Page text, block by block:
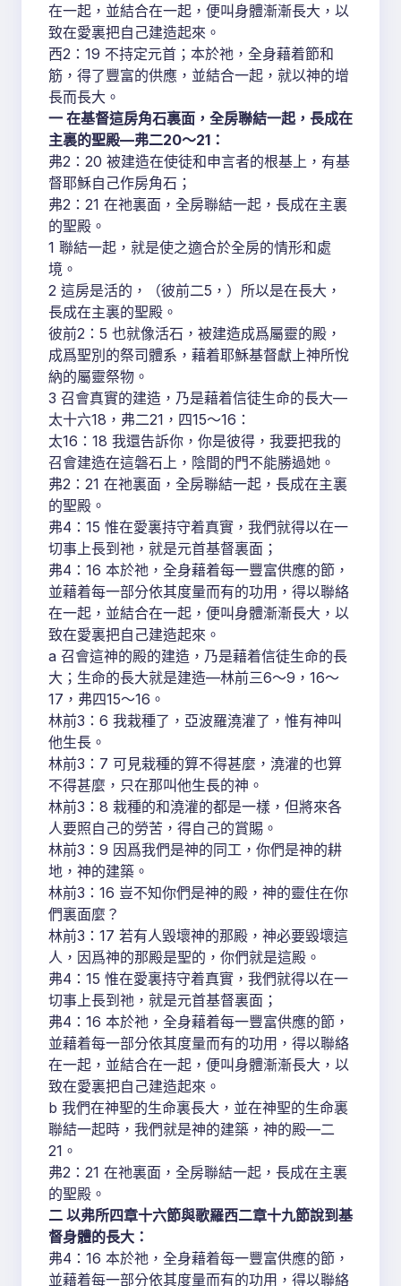
在一起，並結合在一起，便叫身體漸漸長大，以
致在愛裏把自己建造起來。
西2：19 不持定元首；本於祂，全身藉着節和
筋，得了豐富的供應，並結合一起，就以神的增
長而長大。
一 在基督這房角石裏面，全房聯結一起，長成在
主裏的聖殿—弗二20～21：
弗2：20 被建造在使徒和申言者的根基上，有基
督耶穌自己作房角石；
弗2：21 在祂裏面，全房聯結一起，長成在主裏
的聖殿。
1 聯結一起，就是使之適合於全房的情形和處
境。
2 這房是活的，（彼前二5，）所以是在長大，
長成在主裏的聖殿。
彼前2：5 也就像活石，被建造成爲屬靈的殿，
成爲聖別的祭司體系，藉着耶穌基督獻上神所悅
納的屬靈祭物。
3 召會真實的建造，乃是藉着信徒生命的長大—
太十六18，弗二21，四15～16：
太16：18 我還告訴你，你是彼得，我要把我的
召會建造在這磐石上，陰間的門不能勝過她。
弗2：21 在祂裏面，全房聯結一起，長成在主裏
的聖殿。
弗4：15 惟在愛裏持守着真實，我們就得以在一
切事上長到祂，就是元首基督裏面；
弗4：16 本於祂，全身藉着每一豐富供應的節，
並藉着每一部分依其度量而有的功用，得以聯絡
在一起，並結合在一起，便叫身體漸漸長大，以
致在愛裏把自己建造起來。
a 召會這神的殿的建造，乃是藉着信徒生命的長
大；生命的長大就是建造—林前三6～9，16～
17，弗四15～16。
林前3：6 我栽種了，亞波羅澆灌了，惟有神叫
他生長。
林前3：7 可見栽種的算不得甚麼，澆灌的也算
不得甚麼，只在那叫他生長的神。
林前3：8 栽種的和澆灌的都是一樣，但將來各
人要照自己的勞苦，得自己的賞賜。
林前3：9 因爲我們是神的同工，你們是神的耕
地，神的建築。
林前3：16 豈不知你們是神的殿，神的靈住在你
們裏面麼？
林前3：17 若有人毀壞神的那殿，神必要毀壞這
人，因爲神的那殿是聖的，你們就是這殿。
弗4：15 惟在愛裏持守着真實，我們就得以在一
切事上長到祂，就是元首基督裏面；
弗4：16 本於祂，全身藉着每一豐富供應的節，
並藉着每一部分依其度量而有的功用，得以聯絡
在一起，並結合在一起，便叫身體漸漸長大，以
致在愛裏把自己建造起來。
b 我們在神聖的生命裏長大，並在神聖的生命裏
聯結一起時，我們就是神的建築，神的殿—二
21。
弗2：21 在祂裏面，全房聯結一起，長成在主裏
的聖殿。
二 以弗所四章十六節與歌羅西二章十九節說到基
督身體的長大：
弗4：16 本於祂，全身藉着每一豐富供應的節，
並藉着每一部分依其度量而有的功用，得以聯絡